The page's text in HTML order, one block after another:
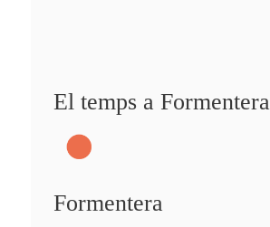
El temps a Formentera
Formentera